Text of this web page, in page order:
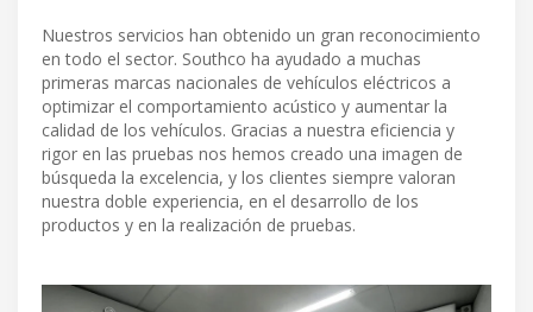
Nuestros servicios han obtenido un gran reconocimiento
en todo el sector. Southco ha ayudado a muchas
primeras marcas nacionales de vehículos eléctricos a
optimizar el comportamiento acústico y aumentar la
calidad de los vehículos. Gracias a nuestra eficiencia y
rigor en las pruebas nos hemos creado una imagen de
búsqueda la excelencia, y los clientes siempre valoran
nuestra doble experiencia, en el desarrollo de los
productos y en la realización de pruebas.